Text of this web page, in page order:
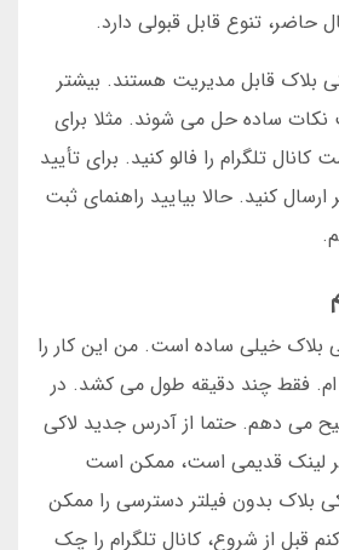
حاضر، تنوع قابل قبولی دارد.
بلاک قابل مدیریت هستند. بیشتر
نکات ساده حل می شوند. مثلا برای
تلگرام را فالو کنید. برای تأیید
کنید. حالا بیایید راهنمای ثبت
بلاک خیلی ساده است. من این کار را
ام. فقط چند دقیقه طول می کشد. در
می دهم. حتما از آدرس جدید لاکی
لینک قدیمی است، ممکن است
بلاک بدون فیلتر دسترسی را ممکن
قبل از شروع، کانال تلگرام را چک